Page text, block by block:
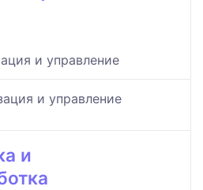
и управление
и управление
и